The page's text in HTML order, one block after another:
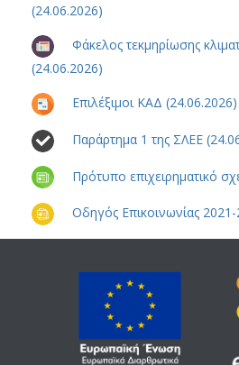
(24.06.2026)
Φάκελος τεκμηρίωσης
(24.06.2026)
Επιλέξιμοι ΚΑΔ (24.06.2026)
Παράρτημα 1 της ΣΛΕΕ
Πρότυπο επιχειρηματικό
Οδηγός Επικοινωνίας